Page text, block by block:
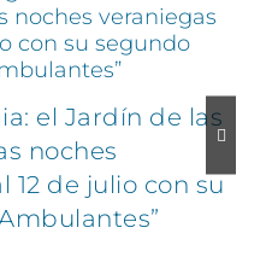
el Jardín de las
noches
12 de julio con su